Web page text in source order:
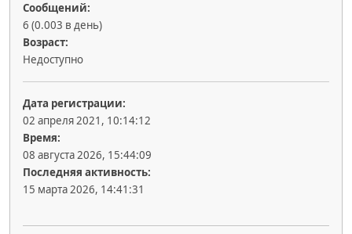
Сообщений:
6 (0.003 в день)
Возраст:
Недоступно
Дата регистрации:
02 апреля 2021, 10:14:12
Время:
08 августа 2026, 15:44:09
Последняя активность:
15 марта 2026, 14:41:31